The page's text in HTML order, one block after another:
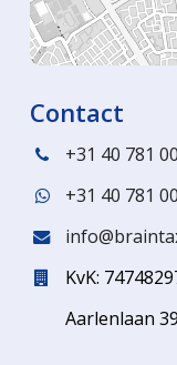
Contact
+31 40 781
+31 40 781
KvK:
Aarlenlaan